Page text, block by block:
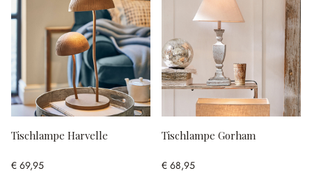
Tischlampe Harvelle
€ 69,95
Tischlampe Gorham
€ 68,95